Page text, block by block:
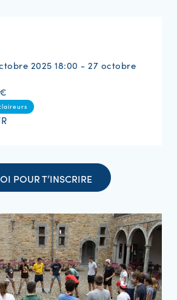
2025 18:00 - 27 octobre
POUR T’INSCRIRE